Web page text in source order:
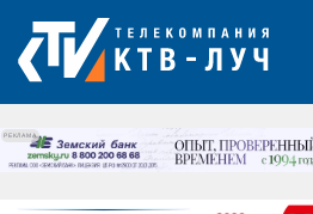
РЕКЛАМА